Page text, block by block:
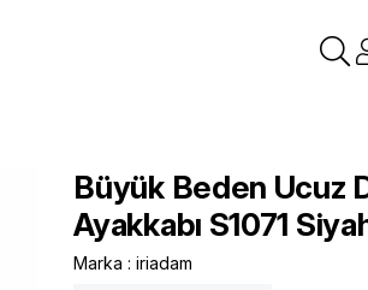
Büyük Beden Ucuz
Ayakkabı S1071
Marka : iriadam